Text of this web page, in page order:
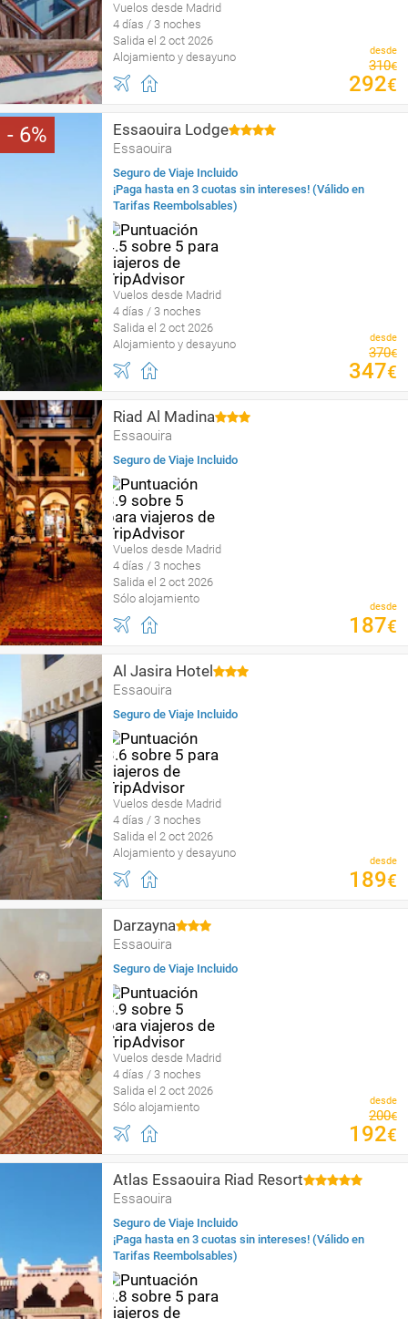
Vuelos desde Madrid
4 días / 3 noches
Salida el 2 oct 2026
Alojamiento y desayuno
desde
310€
292€
6 Essaouira Lodge
Essaouira
Seguro de Viaje Incluido
¡Paga hasta en 3 cuotas sin intereses! (Válido en
Tarifas Reembolsables)
Vuelos desde Madrid
4 días / 3 noches
Salida el 2 oct 2026
Alojamiento y desayuno
desde
370€
347€
Riad Al Madina
Essaouira
Seguro de Viaje Incluido
Vuelos desde Madrid
4 días / 3 noches
Salida el 2 oct 2026
Sólo alojamiento
desde
187€
Al Jasira Hotel
Essaouira
Seguro de Viaje Incluido
Vuelos desde Madrid
4 días / 3 noches
Salida el 2 oct 2026
Alojamiento y desayuno
desde
189€
Darzayna
Essaouira
Seguro de Viaje Incluido
Vuelos desde Madrid
4 días / 3 noches
Salida el 2 oct 2026
Sólo alojamiento
desde
200€
192€
Atlas Essaouira Riad Resort
Essaouira
Seguro de Viaje Incluido
¡Paga hasta en 3 cuotas sin intereses! (Válido en
Tarifas Reembolsables)